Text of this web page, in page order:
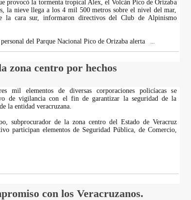
provocó la tormenta tropical Alex, el Volcán Pico de Orizaba
la nieve llega a los 4 mil 500 metros sobre el nivel del mar,
la cara sur, informaron directivos del Club de Alpinismo
del Parque Nacional Pico de Orizaba alerta
zona centro por hechos
mil elementos de diversas corporaciones policíacas se
de vigilancia con el fin de garantizar la seguridad de la
la entidad veracruzana.
subprocurador de la zona centro del Estado de Veracruz
participan elementos de Seguridad Pública, de Comercio,
con los Veracruzanos.